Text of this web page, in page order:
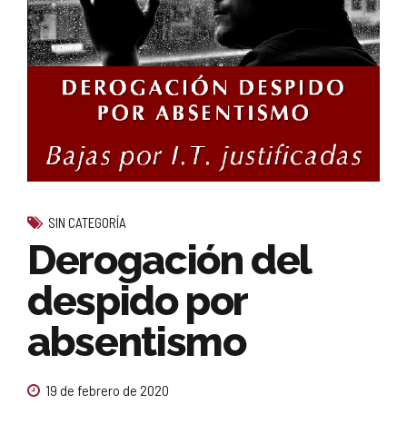
SIN CATEGORÍA
Derogación del
despido por
absentismo
19 de febrero de 2020